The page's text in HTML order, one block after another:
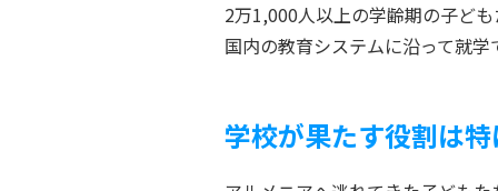
2万1,000人以上の学齢期の子ど
国内の教育システムに沿って就
学校が果たす役割は